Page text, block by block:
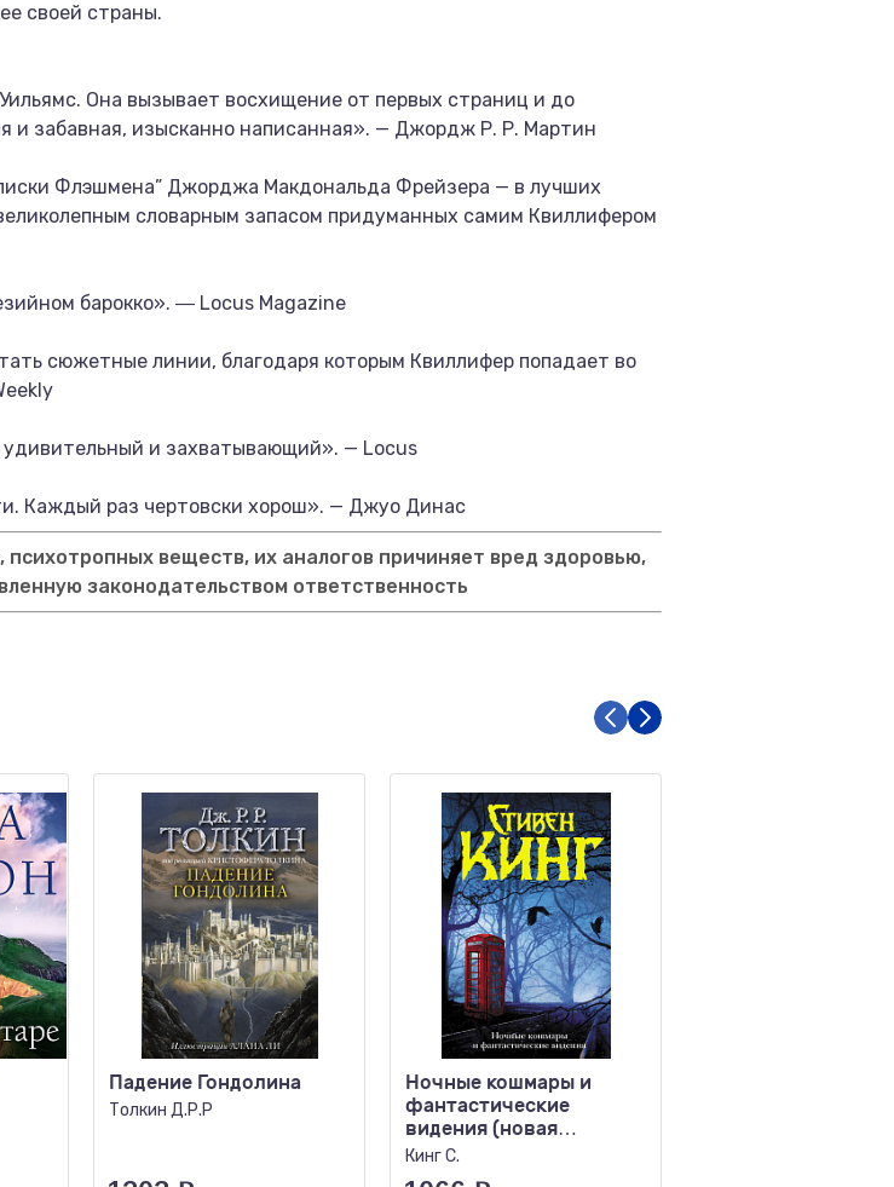
своей страны.
Она вызывает восхищение от первых страниц и до
и забавная, изысканно написанная». — Джордж Р. Р. Мартин
Флэшмена” Джорджа Макдональда Фрейзера — в лучших
словарным запасом придуманных самим Квиллифером
барокко». ― Locus Magazine
сюжетные линии, благодаря которым Квиллифер попадает во
удивительный и захватывающий». — Locus
Каждый раз чертовски хорош». — Джуо Динас
веществ, их аналогов причиняет вред здоровью,
законодательством ответственность
Падение Гондолина
Толкин Д.Р.Р
Ночные кошмары и
фантастические
видения (новая
обложка)
Кинг С.